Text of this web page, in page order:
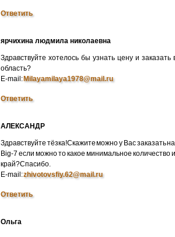
Ответить
ярчихина людмила николаевна
Здравствуйте хотелось бы узнать цену и
область?
E-mail:Milayamilaya1978@mail.ru
Ответить
АЛЕКСАНДР
Здравствуйте тёзка!Скажите можно у Вас заказать
Big-7 если можно то какое минимальное количество
край?Спасибо.
E-mail:zhivotovsfiy.62@mail.ru
Ответить
Ольга